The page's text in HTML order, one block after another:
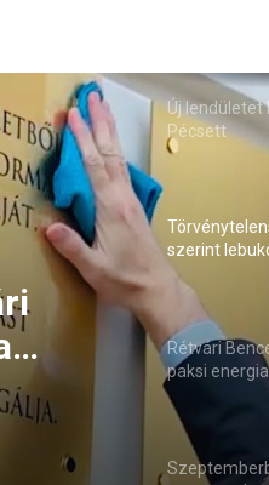
Új lendületet
Pécsett
szerint
Családügyi
Rétvári
paksi